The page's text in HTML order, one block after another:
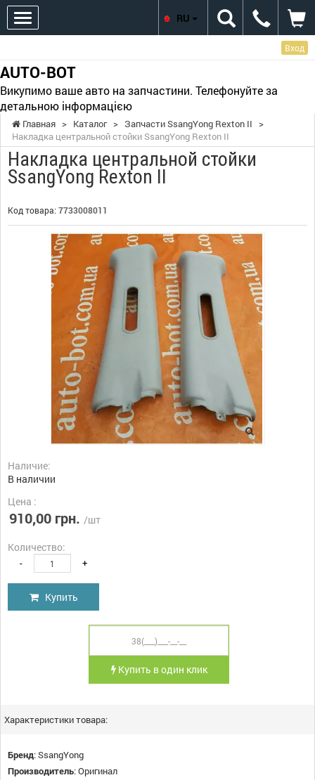
Вход
AUTO-BOT
Викупимо ваше авто на запчастини. Телефонуйте за
детальною інформацією
RU
Главная > Каталог > Запчасти SsangYong Rexton II
>
Накладка центральной стойки SsangYong Rexton II
Накладка центральной стойки
SsangYong Rexton II
Код товара: 7733008011
Наличие:
В наличии
Цена :
910,00 грн. /шт
Количество:
- +
Купить
Купить в один клик
Характеристики товара:
Бренд:SsangYong
Производитель:Оригинал